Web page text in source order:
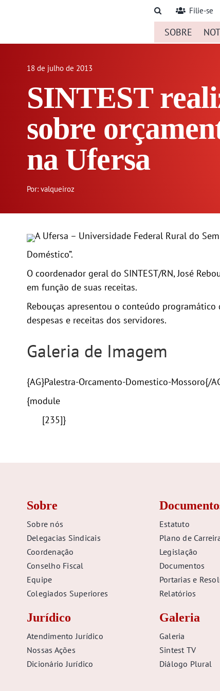
Filie-se
SOBRE
18 de julho de 2013
SINTEST
sobre
na Ufersa
Por: valqueiroz
A Ufersa – Universidade Federal Rural do
Doméstico”.
O coordenador geral do SINTEST/RN, José
em função de suas receitas.
Rebouças apresentou o conteúdo
despesas e receitas dos servidores.
Galeria de Imagem
{AG}Palestra-Orcamento-Domestico-Mossoro{/
{module
[235]}
Sobre
Sobre nós
Delegacias Sindicais
Coordenação
Conselho Fiscal
Equipe
Colegiados Superiores
Jurídico
Atendimento Jurídico
Nossas Ações
Dicionário Jurídico
Estatuto
Plano de
Legislação
Documentos
Portarias e
Relatórios
Galeria
Galeria
Sintest TV
Diálogo Plural